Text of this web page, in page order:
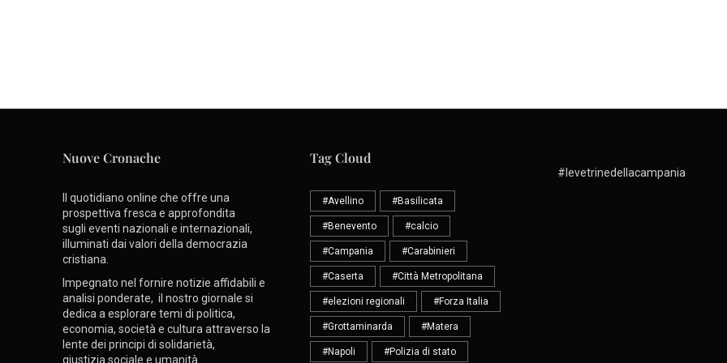
Nuove Cronache
Il quotidiano online che offre una
prospettiva fresca e approfondita
sugli eventi nazionali e internazionali,
illuminati dai valori della democrazia
cristiana.
Impegnato nel fornire notizie affidabili e
analisi ponderate, il nostro giornale si
dedica a esplorare temi di politica,
economia, società e cultura attraverso la
lente dei principi di solidarietà,
giustizia sociale e umanità.
Tag Cloud
#Avellino #Basilicata
#Benevento #calcio
#Campania #Carabinieri
#Caserta #Città Metropolitana
#elezioni regionali #Forza Italia
#Grottaminarda #Matera
#Napoli #Polizia di stato
#levetrinedellacampania